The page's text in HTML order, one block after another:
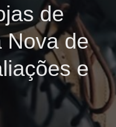
de
Nova de
e